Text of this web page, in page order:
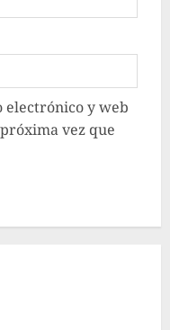
electrónico y web
vez que